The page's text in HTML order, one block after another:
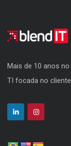
Mais de 10 anos
TI focada no cliente.